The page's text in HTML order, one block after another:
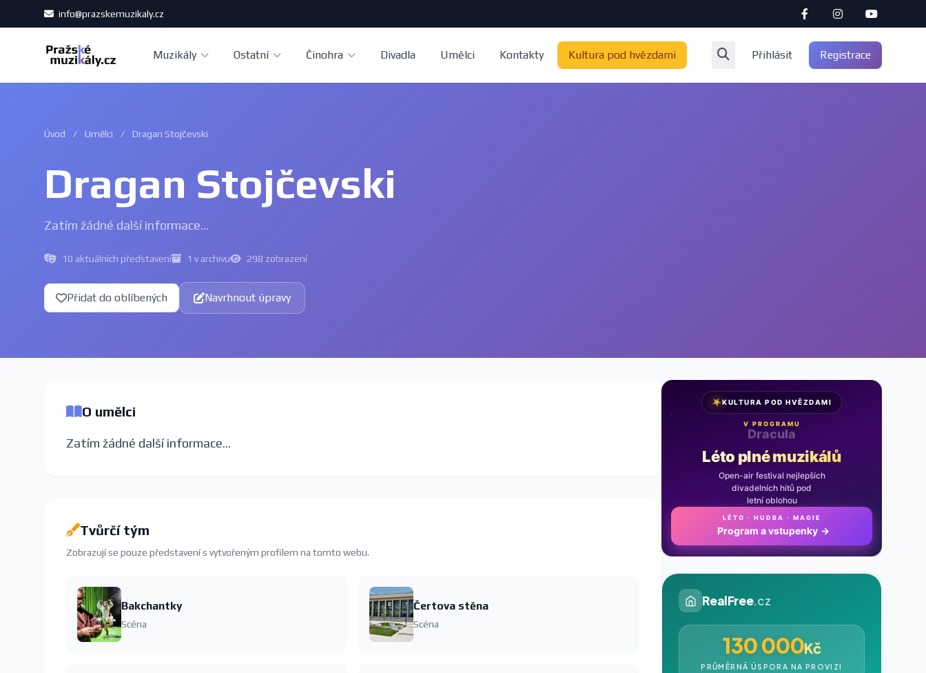
info@prazskemuzikaly.cz
Muzikály Ostatní Činohra Divadla Umělci Kontakty Kultura pod hvězdami Přihlásit Registrace
Úvod / Umělci / Dragan Stojčevski
Dragan Stojčevski
Zatím žádné další informace...
10 aktuálních představení 1 v archivu 298 zobrazení
Přidat do oblíbených Navrhnout úpravy
O umělci
Zatím žádné další informace...
Tvůrčí tým
Zobrazují se pouze představení s vytvořeným profilem na tomto webu.
Bakchantky
Scéna
Čertova stěna
Scéna
★KULTURA POD HVĚZDAMI
V PROGRAMU
Noc na Karlštejně
Léto plné muzikálů
Open-air festival nejlepších
divadelních hitů pod
letní oblohou
LÉTO · HUDBA · MAGIE
Program a vstupenky →
RealFree.cz
130 000Kč
PRŮMĚRNÁ ÚSPORA NA PROVIZI